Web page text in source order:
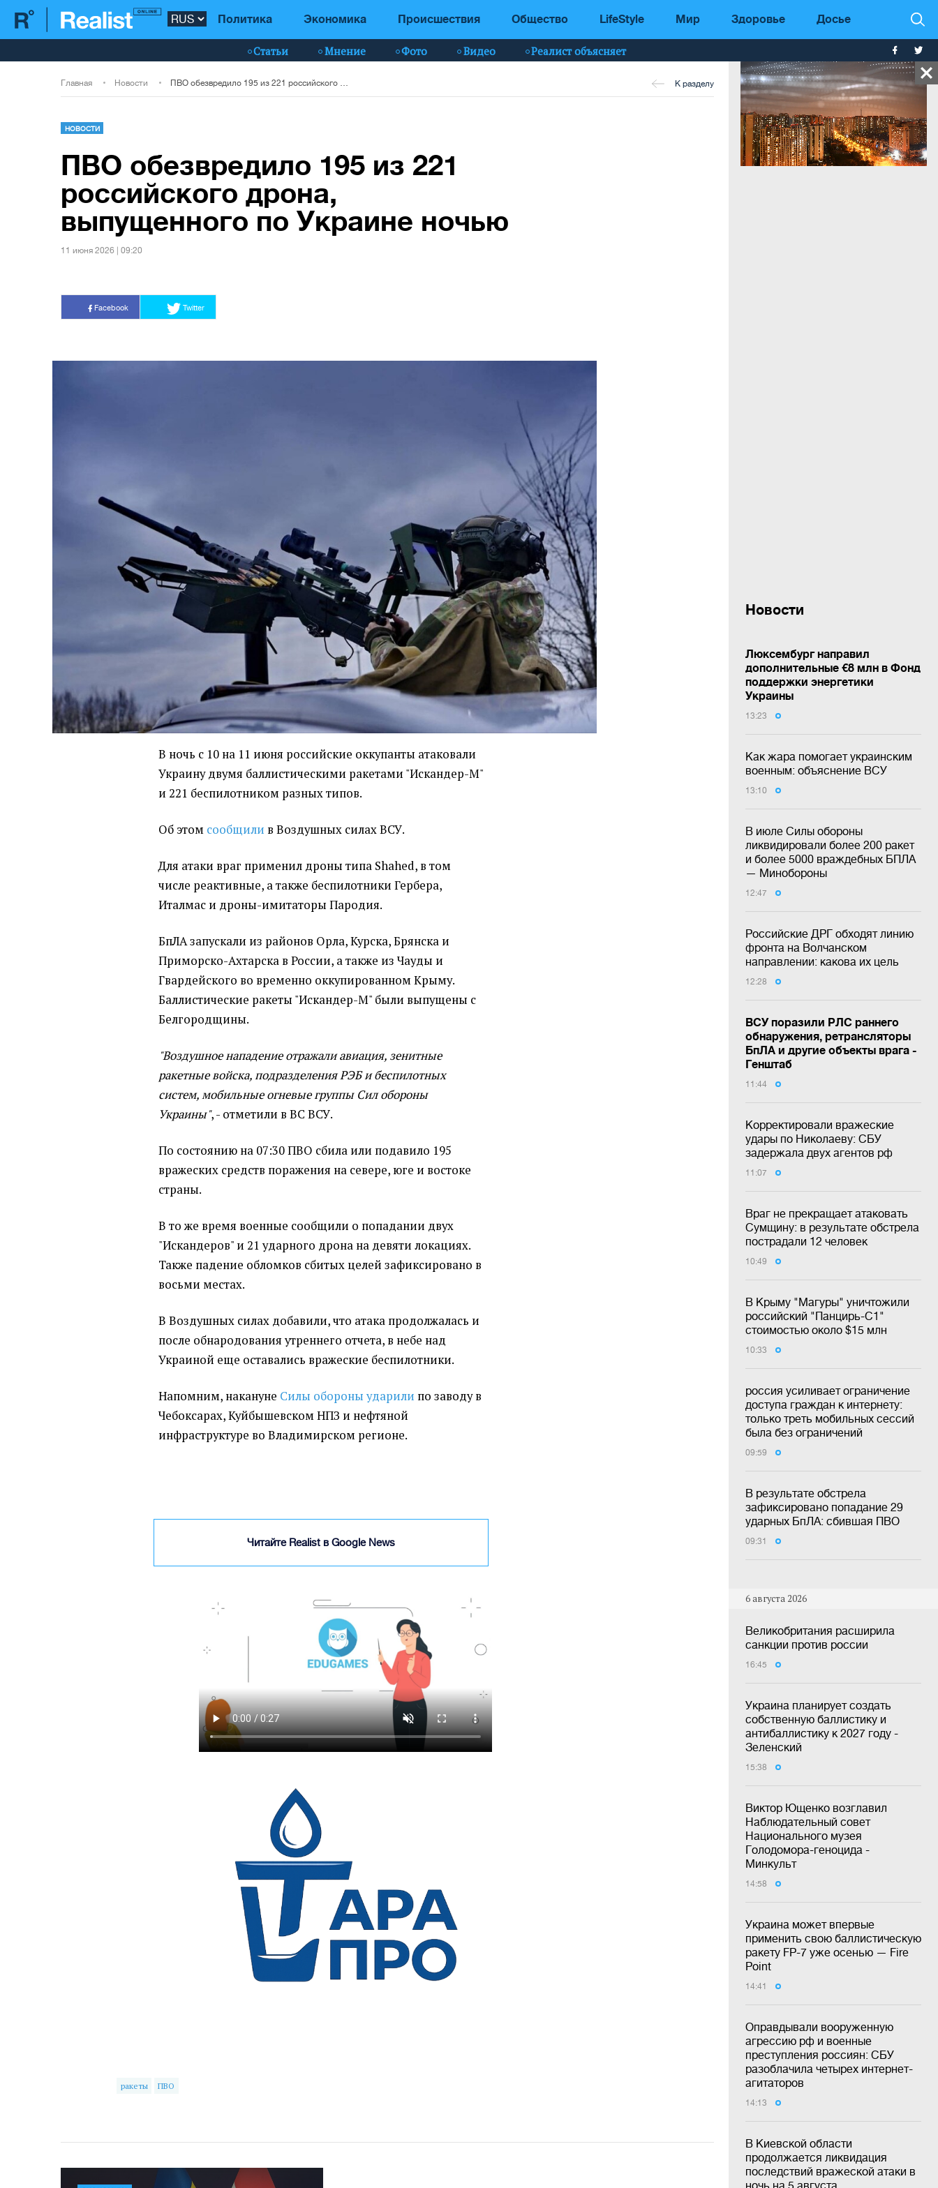
Политика Экономика Происшествия Общество LifeStyle Мир Здоровье Досье
Статьи Мнение Фото Видео Реалист объясняет
Новости
Люксембург направил
дополнительные €8 млн в Фонд
поддержки энергетики
Украины
13:23
Как жара помогает украинским
военным: объяснение ВСУ
13:10
В июле Силы обороны
ликвидировали более 200 ракет
и более 5000 враждебных БПЛА
— Минобороны
12:47
Российские ДРГ обходят линию
фронта на Волчанском
направлении: какова их цель
12:28
ВСУ поразили РЛС раннего
обнаружения, ретрансляторы
БпЛА и другие объекты врага -
Генштаб
11:44
Корректировали вражеские
удары по Николаеву: СБУ
задержала двух агентов рф
11:07
Враг не прекращает атаковать
Сумщину: в результате обстрела
пострадали 12 человек
10:49
В Крыму "Магуры" уничтожили
российский "Панцирь-С1"
стоимостью около $15 млн
10:33
россия усиливает ограничение
доступа граждан к интернету:
только треть мобильных сессий
была без ограничений
09:59
В результате обстрела
зафиксировано попадание 29
ударных БпЛА: сбившая ПВО
09:31
6 августа 2026
Великобритания расширила
санкции против россии
16:45
Украина планирует создать
собственную баллистику и
антибаллистику к 2027 году -
Зеленский
15:38
Виктор Ющенко возглавил
Наблюдательный совет
Национального музея
Голодомора-геноцида -
Минкульт
14:58
Украина может впервые
применить свою баллистическую
ракету FP-7 уже осенью — Fire
Point
14:41
Оправдывали вооруженную
агрессию рф и военные
преступления россиян: СБУ
разоблачила четырех интернет-
агитаторов
14:13
В Киевской области
продолжается ликвидация
последствий вражеской атаки в
ночь на 5 августа
Главная Новости К разделу
НОВОСТИ
ПВО обезвредило 195 из 221
российского дрона,
выпущенного по Украине ночью
11 июня 2026 | 09:20
Facebook Twitter
В ночь с 10 на 11 июня российские оккупанты атаковали
Украину двумя баллистическими ракетами "Искандер-М"
и 221 беспилотником разных типов.
Об этом сообщили в Воздушных силах ВСУ.
Для атаки враг применил дроны типа Shahed, в том
числе реактивные, а также беспилотники Гербера,
Италмас и дроны-имитаторы Пародия.
БпЛА запускали из районов Орла, Курска, Брянска и
Приморско-Ахтарска в России, а также из Чауды и
Гвардейского во временно оккупированном Крыму.
Баллистические ракеты "Искандер-М" были выпущены с
Белгородщины.
"Воздушное нападение отражали авиация, зенитные
ракетные войска, подразделения РЭБ и беспилотных
систем, мобильные огневые группы Сил обороны
Украины", - отметили в ВС ВСУ.
По состоянию на 07:30 ПВО сбила или подавило 195
вражеских средств поражения на севере, юге и востоке
страны.
В то же время военные сообщили о попадании двух
"Искандеров" и 21 ударного дрона на девяти локациях.
Также падение обломков сбитых целей зафиксировано в
восьми местах.
В Воздушных силах добавили, что атака продолжалась и
после обнародования утреннего отчета, в небе над
Украиной еще оставались вражеские беспилотники.
Напомним, накануне Силы обороны ударили по заводу в
Чебоксарах, Куйбышевском НПЗ и нефтяной
инфраструктуре во Владимирском регионе.
Читайте Realist в Google News
ракеты ПВО